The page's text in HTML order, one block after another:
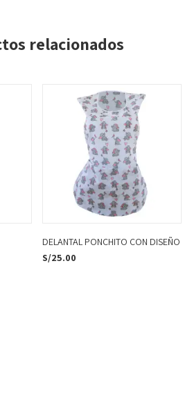
relacionados
DELANTAL PONCHITO CON DISEÑO
S/25.00